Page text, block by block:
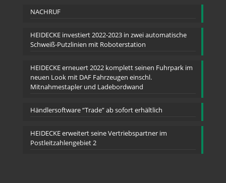
NACHRUF
HEIDECKE investiert 2022-2023 in zwei automatische
Schweiß-Putzlinien mit Roboterstation
HEIDECKE erneuert 2022 komplett seinen Fuhrpark im
neuen Look mit DAF Fahrzeugen einschl.
Mitnahmestapler und Ladebordwand
Händlersoftware “Trade” ab sofort erhältlich
HEIDECKE erweitert seine Vertriebspartner im
Postleitzahlengebiet 2